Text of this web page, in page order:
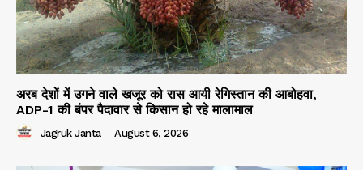
अरब देशों में उगने वाले खजूर को रास आयी रेगिस्तान की आबोहवा,
ADP-1 की बंपर पैदावार से किसान हो रहे मालामाल
Jagruk Janta - August 6, 2026